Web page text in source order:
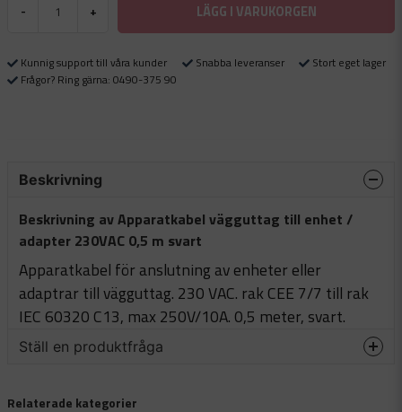
- + LÄGG I VARUKORGEN
Kunnig support till våra kunder Snabba leveranser
Stort eget lager
Frågor? Ring gärna: 0490-375 90
Beskrivning
Beskrivning av Apparatkabel vägguttag till enhet /
adapter 230VAC 0,5 m svart
Apparatkabel för anslutning av enheter eller
adaptrar till vägguttag. 230 VAC. rak CEE 7/7 till rak
IEC 60320 C13, max 250V/10A. 0,5 meter, svart.
Ställ en produktfråga
Fråga oss något om denna produkten...
Relaterade kategorier